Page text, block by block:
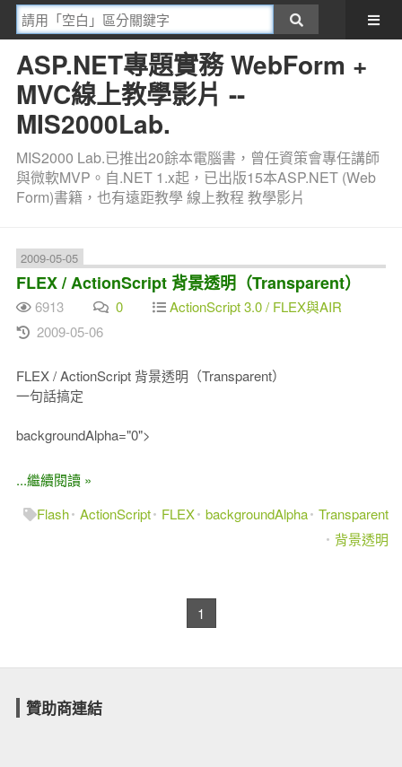
ASP.NET專題實務 WebForm +
MVC線上教學影片 --
MIS2000Lab.
MIS2000 Lab.已推出20餘本電腦書，曾任資策會專任講師
與微軟MVP。自.NET 1.x起，已出版15本ASP.NET (Web
Form)書籍，也有遠距教學 線上教程 教學影片
2009-05-05
FLEX / ActionScript 背景透明（Transparent）
6913 0
ActionScript 3.0 / FLEX與AIR
2009-05-06
FLEX / ActionScript 背景透明（Transparent）
一句話搞定
backgroundAlpha="0">
...繼續閱讀 »
Flash ActionScript FLEX backgroundAlpha Transparent
背景透明
1
贊助商連結